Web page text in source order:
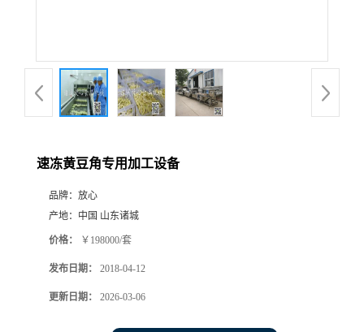
速冻黄豆角专用加工设备
品牌： 放心
产地： 中国 山东诸城
价格： ￥198000/套
发布日期： 2018-04-12
更新日期： 2026-03-06